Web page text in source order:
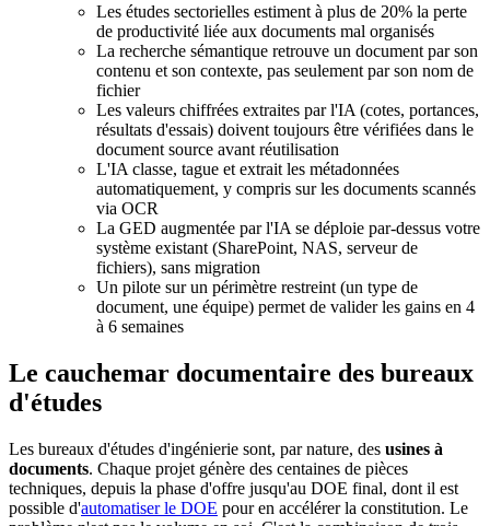
Les études sectorielles estiment à plus de 20% la perte
de productivité liée aux documents mal organisés
La recherche sémantique retrouve un document par son
contenu et son contexte, pas seulement par son nom de
fichier
Les valeurs chiffrées extraites par l'IA (cotes, portances,
résultats d'essais) doivent toujours être vérifiées dans le
document source avant réutilisation
L'IA classe, tague et extrait les métadonnées
automatiquement, y compris sur les documents scannés
via OCR
La GED augmentée par l'IA se déploie par-dessus votre
système existant (SharePoint, NAS, serveur de
fichiers), sans migration
Un pilote sur un périmètre restreint (un type de
document, une équipe) permet de valider les gains en 4
à 6 semaines
Le cauchemar documentaire des bureaux
d'études
Les bureaux d'études d'ingénierie sont, par nature, des usines à
documents. Chaque projet génère des centaines de pièces
techniques, depuis la phase d'offre jusqu'au DOE final, dont il est
possible d'automatiser le DOE pour en accélérer la constitution. Le